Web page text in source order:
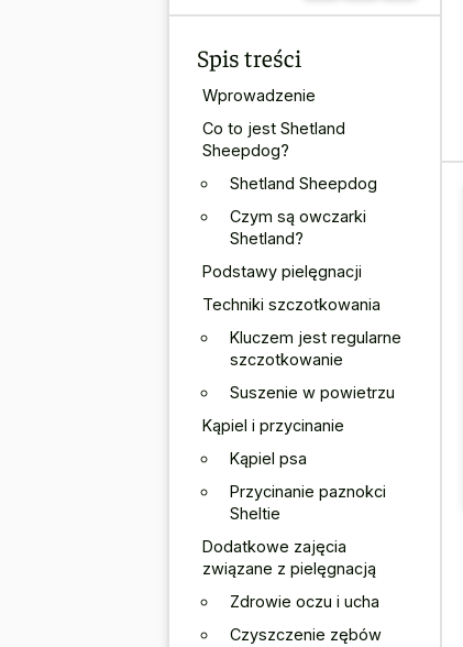
Spis treści
Wprowadzenie
Co to jest Shetland
Sheepdog?
Shetland Sheepdog
Czym są owczarki
Shetland?
Podstawy pielęgnacji
Techniki szczotkowania
Kluczem jest regularne
szczotkowanie
Suszenie w powietrzu
Kąpiel i przycinanie
Kąpiel psa
Przycinanie paznokci
Sheltie
Dodatkowe zajęcia
związane z pielęgnacją
Zdrowie oczu i ucha
Czyszczenie zębów